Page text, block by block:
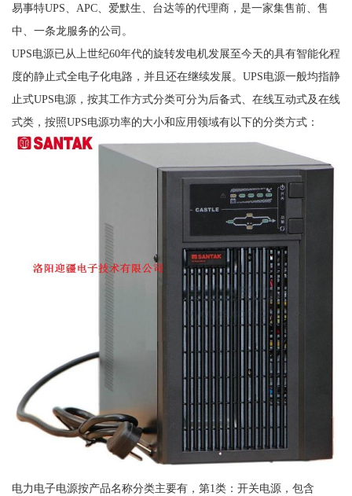
易事特UPS、APC、爱默生、台达等的代理商，是一家集售前、售
中、一条龙服务的公司。
UPS电源已从上世纪60年代的旋转发电机发展至今天的具有智能化程
度的静止式全电子化电路，并且还在继续发展。UPS电源一般均指静
止式UPS电源，按其工作方式分类可分为后备式、在线互动式及在线
式类，按照UPS电源功率的大小和应用领域有以下的分类方式：
电力电子电源按产品名称分类主要有，第1类：开关电源，包含